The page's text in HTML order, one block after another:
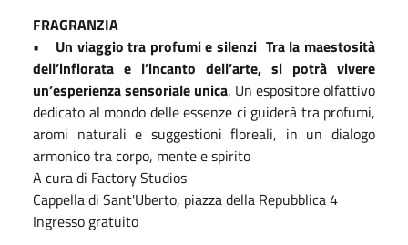
FRAGRANZIA
• Un viaggio tra profumi e silenzi Tra la maestosità
dell’infiorata e l’incanto dell’arte, si potrà vivere
un’esperienza sensoriale unica. Un espositore olfattivo
dedicato al mondo delle essenze ci guiderà tra profumi,
aromi naturali e suggestioni floreali, in un dialogo
armonico tra corpo, mente e spirito
A cura di Factory Studios
Cappella di Sant'Uberto, piazza della Repubblica 4
Ingresso gratuito